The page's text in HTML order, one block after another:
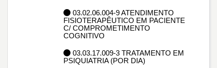
03.02.06.004-9 ATENDIMENTO
FISIOTERAPÊUTICO EM PACIENTE
C/ COMPROMETIMENTO
COGNITIVO
03.03.17.009-3 TRATAMENTO EM
PSIQUIATRIA (POR DIA)